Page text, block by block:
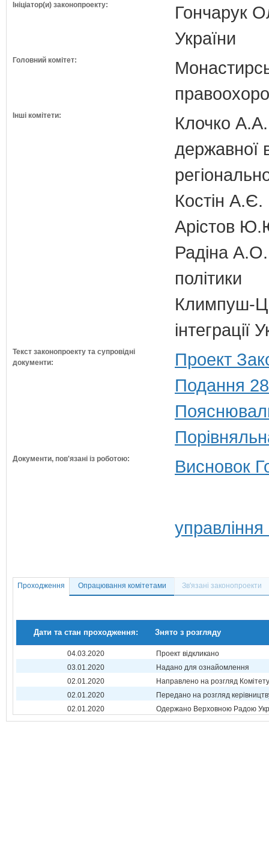
Ініціатор(и) законопроекту:
Гончарук
України
Головний комітет:
Інші комітети:
Клочко А.А.
державної
Костін А.Є.
Арістов
Радіна А.О.
політики
Климпуш-
Текст законопроекту та супровідні
документи:
Проект
Подання
Документи, пов'язані із роботою: Висновок
Проходження Опрацювання комітетами Зв'язані законопроекти
Дати та стан проходження: Знято з розгляду
04.03.2020
Проект відкликано
03.01.2020
Надано для ознайомлення
02.01.2020
Направлено на розгляд Комітету
02.01.2020
Передано на розгляд
02.01.2020
Одержано Верховною Радою